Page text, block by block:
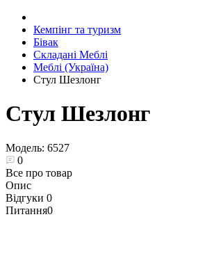
Кемпінг та туризм
Бівак
Складані Меблі
Меблі (Україна)
Стул Шезлонг
Стул Шезлонг
Модель: 6527
0
Все про товар
Опис
Відгуки 0
Питання0